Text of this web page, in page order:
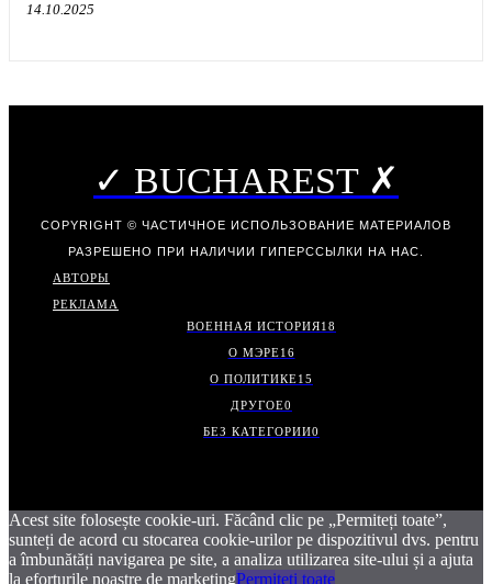
14.10.2025
✓ BUCHAREST ✗
COPYRIGHT © ЧАСТИЧНОЕ ИСПОЛЬЗОВАНИЕ МАТЕРИАЛОВ
РАЗРЕШЕНО ПРИ НАЛИЧИИ ГИПЕРССЫЛКИ НА НАС.
АВТОРЫ
РЕКЛАМА
ВОЕННАЯ ИСТОРИЯ18
О МЭРЕ16
О ПОЛИТИКЕ15
ДРУГОЕ0
БЕЗ КАТЕГОРИИ0
Acest site folosește cookie-uri. Făcând clic pe „Permiteți toate”,
sunteți de acord cu stocarea cookie-urilor pe dispozitivul dvs. pentru
a îmbunătăți navigarea pe site, a analiza utilizarea site-ului și a ajuta
la eforturile noastre de marketingPermiteți toate